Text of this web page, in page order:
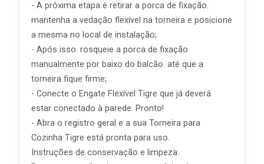
- A próxima etapa é retirar a porca de fixação.
mantenha a vedação flexível na torneira e posicione
a mesma no local de instalação;
- Após isso. rosqueie a porca de fixação
manualmente por baixo do balcão. até que a
torneira fique firme;
- Conecte o Engate Flexível Tigre que já deverá
estar conectado à parede. Pronto!
- Abra o registro geral e a sua Torneira para
Cozinha Tigre está pronta para uso.
Instruções de conservação e limpeza: